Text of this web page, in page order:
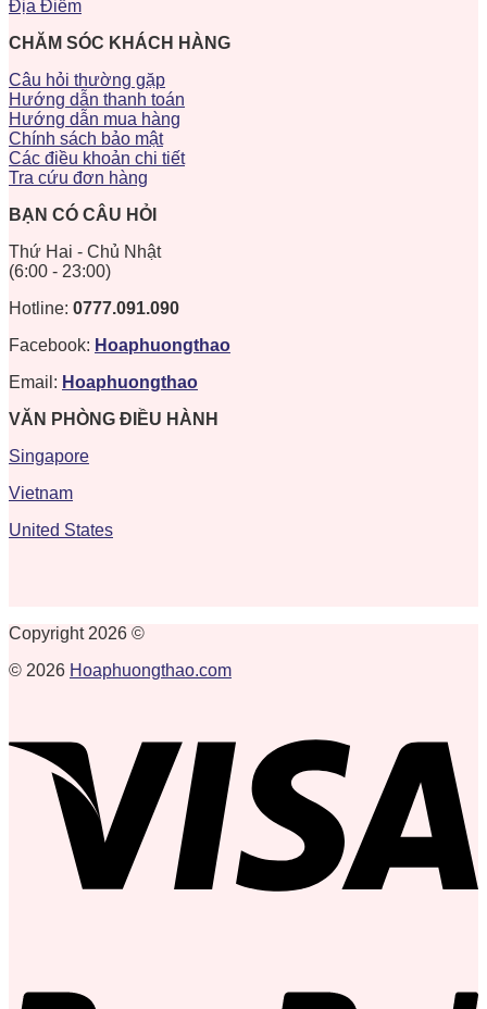
Địa Điểm
CHĂM SÓC KHÁCH HÀNG
Câu hỏi thường gặp
Hướng dẫn thanh toán
Hướng dẫn mua hàng
Chính sách bảo mật
Các điều khoản chi tiết
Tra cứu đơn hàng
BẠN CÓ CÂU HỎI
Thứ Hai - Chủ Nhật
(6:00 - 23:00)
Hotline: 0777.091.090
Facebook: Hoaphuongthao
Email: Hoaphuongthao
VĂN PHÒNG ĐIỀU HÀNH
Singapore
Vietnam
United States
Copyright 2026 ©
© 2026 Hoaphuongthao.com